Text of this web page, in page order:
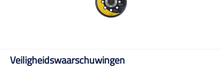
Veiligheidswaarschuwingen